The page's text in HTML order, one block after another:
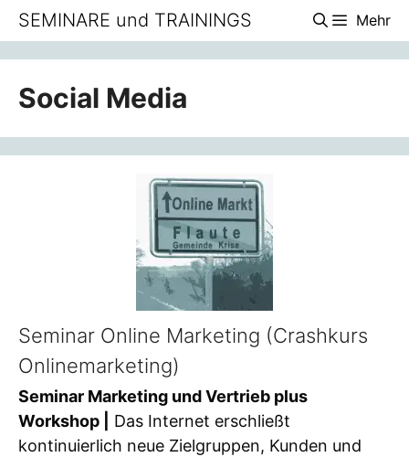
Zum
springen
SEMINARE und TRAININGS Mehr
Social Media
Seminar Online Marketing (Crashkurs
Onlinemarketing)
Seminar Marketing und Vertrieb plus
Workshop |
Das Internet erschließt
kontinuierlich neue Zielgruppen, Kunden und